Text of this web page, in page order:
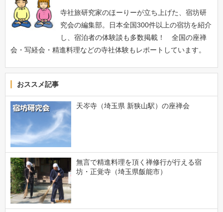
寺社旅研究家のほーりーが立ち上げた、宿坊研
究会の編集部。日本全国300件以上の宿坊を紹介
し、宿泊者の体験談も多数掲載！ 全国の座禅
会・写経会・精進料理などの寺社体験もレポートしています。
おススメ記事
天岑寺（埼玉県 新狭山駅）の座禅会
無言で精進料理を頂く禅修行が行える宿
坊・正覚寺（埼玉県飯能市）